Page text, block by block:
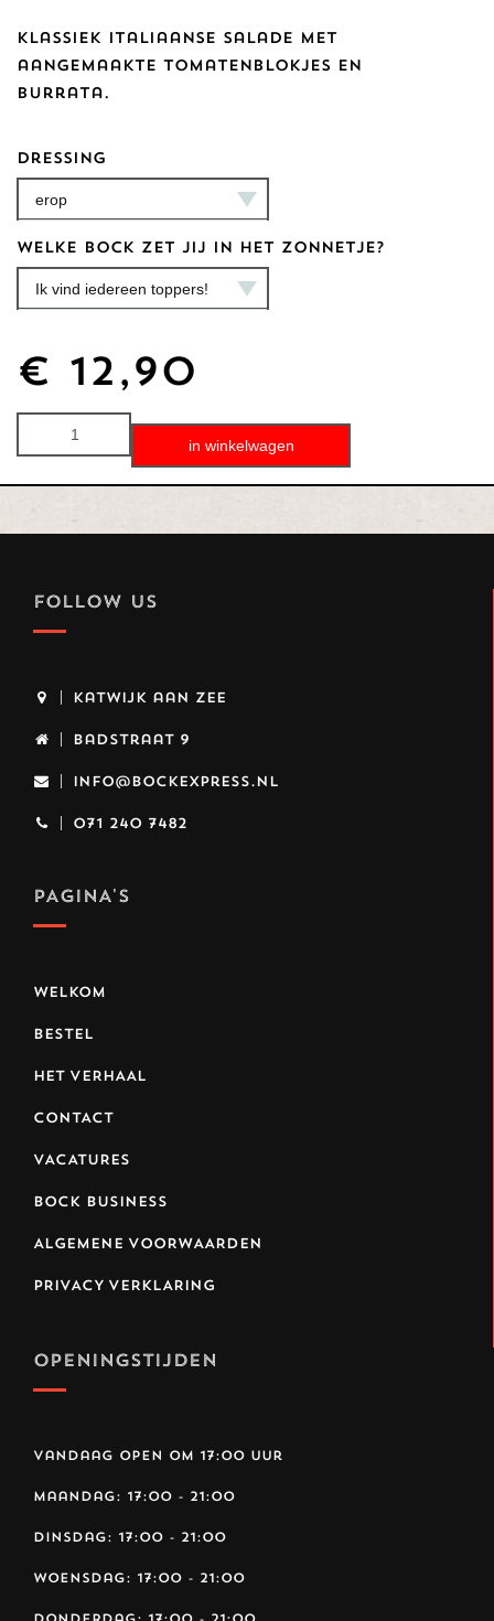
Klassiek Italiaanse salade met
aangemaakte tomatenblokjes en
burrata.
Dressing
erop
Welke Bock zet jij in het zonnetje?
Ik vind iedereen toppers!
€ 12,90
in winkelwagen
FOLLOW US
Katwijk aan Zee
Badstraat 9
info@bockexpress.nl
071 240 7482
PAGINA'S
WELKOM
BESTEL
HET VERHAAL
CONTACT
VACATURES
BOCK BUSINESS
ALGEMENE VOORWAARDEN
PRIVACY VERKLARING
OPENINGSTIJDEN
Vandaag open om 17:00 uur
Maandag: 17:00 - 21:00
Dinsdag: 17:00 - 21:00
Woensdag: 17:00 - 21:00